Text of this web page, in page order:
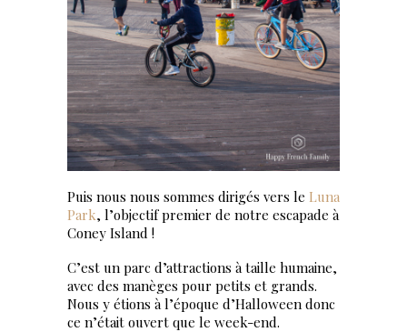
Puis nous nous sommes dirigés vers le Luna
Park, l’objectif premier de notre escapade à
Coney Island !
C’est un parc d’attractions à taille humaine,
avec des manèges pour petits et grands.
Nous y étions à l’époque d’Halloween donc
ce n’était ouvert que le week-end.